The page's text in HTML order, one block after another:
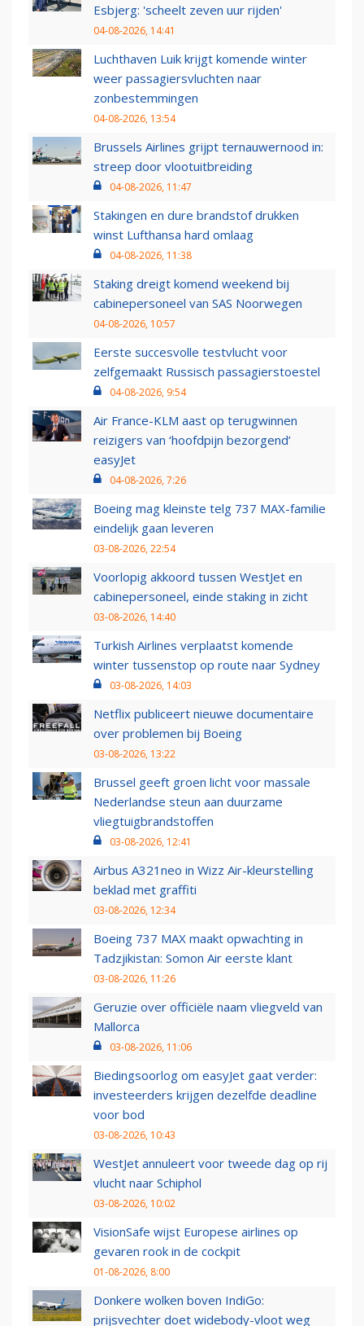
Esbjerg: 'scheelt zeven uur rijden'
04-08-2026, 14:41
Luchthaven Luik krijgt komende winter
weer passagiersvluchten naar
zonbestemmingen
04-08-2026, 13:54
Brussels Airlines grijpt ternauwernood in:
streep door vlootuitbreiding
04-08-2026, 11:47
Stakingen en dure brandstof drukken
winst Lufthansa hard omlaag
04-08-2026, 11:38
Staking dreigt komend weekend bij
cabinepersoneel van SAS Noorwegen
04-08-2026, 10:57
Eerste succesvolle testvlucht voor
zelfgemaakt Russisch passagierstoestel
04-08-2026, 9:54
Air France-KLM aast op terugwinnen
reizigers van ‘hoofdpijn bezorgend’
easyJet
04-08-2026, 7:26
Boeing mag kleinste telg 737 MAX-familie
eindelijk gaan leveren
03-08-2026, 22:54
Voorlopig akkoord tussen WestJet en
cabinepersoneel, einde staking in zicht
03-08-2026, 14:40
Turkish Airlines verplaatst komende
winter tussenstop op route naar Sydney
03-08-2026, 14:03
Netflix publiceert nieuwe documentaire
over problemen bij Boeing
03-08-2026, 13:22
Brussel geeft groen licht voor massale
Nederlandse steun aan duurzame
vliegtuigbrandstoffen
03-08-2026, 12:41
Airbus A321neo in Wizz Air-kleurstelling
beklad met graffiti
03-08-2026, 12:34
Boeing 737 MAX maakt opwachting in
Tadzjikistan: Somon Air eerste klant
03-08-2026, 11:26
Geruzie over officiële naam vliegveld van
Mallorca
03-08-2026, 11:06
Biedingsoorlog om easyJet gaat verder:
investeerders krijgen dezelfde deadline
voor bod
03-08-2026, 10:43
WestJet annuleert voor tweede dag op rij
vlucht naar Schiphol
03-08-2026, 10:02
VisionSafe wijst Europese airlines op
gevaren rook in de cockpit
01-08-2026, 8:00
Donkere wolken boven IndiGo:
prijsvechter doet widebody-vloot weg